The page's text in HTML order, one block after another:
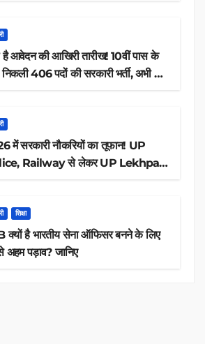
आवेदन की आखिरी तारीख! 10वीं पास के
406 पदों की सरकारी भर्ती, अभी करें
में सरकारी नौकरियों का तूफान! UP
Railway से लेकर UP Lekhpal
शिक्षा
क्यों है भारतीय सेना ऑफिसर बनने के लिए
अहम पड़ाव? जानिए